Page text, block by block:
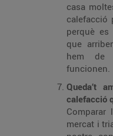
casa
calefacció posada, és millor programar-la
perquè es
que
hem de
funcionen.
Queda’t
Comparar
mercat i triar la tarifa que més